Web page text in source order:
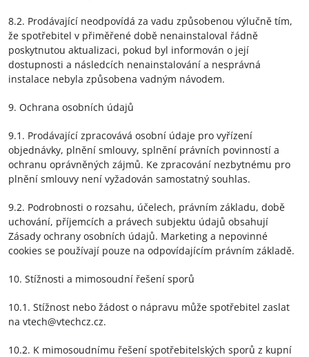
8.2. Prodávající neodpovídá za vadu způsobenou výlučně tím,
že spotřebitel v přiměřené době nenainstaloval řádně
poskytnutou aktualizaci, pokud byl informován o její
dostupnosti a následcích nenainstalování a nesprávná
instalace nebyla způsobena vadným návodem.
9. Ochrana osobních údajů
9.1. Prodávající zpracovává osobní údaje pro vyřízení
objednávky, plnění smlouvy, splnění právních povinností a
ochranu oprávněných zájmů. Ke zpracování nezbytnému pro
plnění smlouvy není vyžadován samostatný souhlas.
9.2. Podrobnosti o rozsahu, účelech, právním základu, době
uchování, příjemcích a právech subjektu údajů obsahují
Zásady ochrany osobních údajů. Marketing a nepovinné
cookies se používají pouze na odpovídajícím právním základě.
10. Stížnosti a mimosoudní řešení sporů
10.1. Stížnost nebo žádost o nápravu může spotřebitel zaslat
na vtech@vtechcz.cz.
10.2. K mimosoudnímu řešení spotřebitelských sporů z kupní